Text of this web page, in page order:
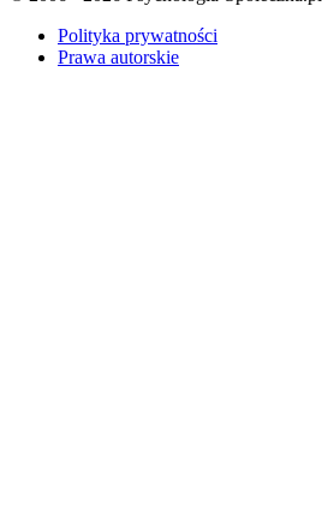
Polityka prywatności
Prawa autorskie